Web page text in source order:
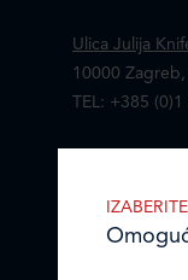
Ulica Julija
10000 Zagreb,
TEL: +385